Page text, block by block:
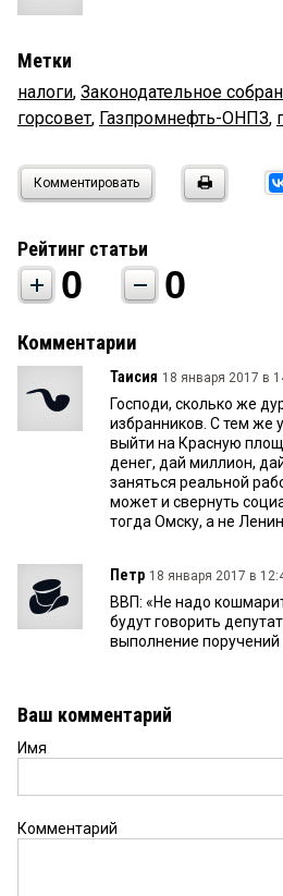
Метки
налоги, Законодательное
горсовет, Газпромнефть-ОНПЗ,
Комментировать
Рейтинг статьи
0 0
Комментарии
Таисия 18 января 2017 в
Господи, сколько же
избранников. С тем же
выйти на Красную
денег, дай миллион,
заняться реальной
может и свернуть
тогда Омску, а не
Петр 18 января 2017 в
ВВП: «Не надо
будут говорить
выполнение поручений
Ваш комментарий
Имя
Комментарий